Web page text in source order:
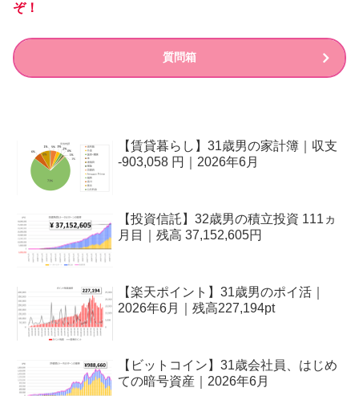
ぞ！
質問箱
【賃貸暮らし】31歳男の家計簿｜収支
-903,058 円｜2026年6月
【投資信託】32歳男の積立投資 111ヵ
月目｜残高 37,152,605円
【楽天ポイント】31歳男のポイ活｜
2026年6月｜残高227,194pt
【ビットコイン】31歳会社員、はじめ
ての暗号資産｜2026年6月